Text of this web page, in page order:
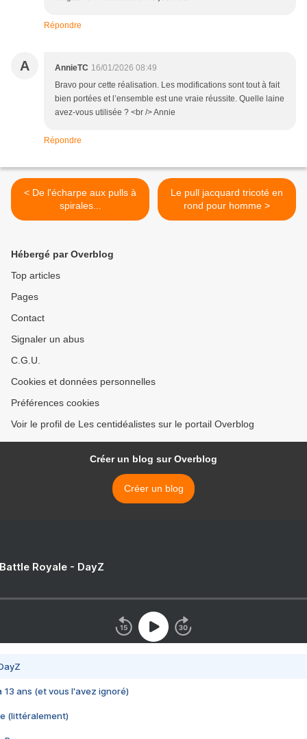
Répondre
A AnnieTC 16/01/2026 08:49
Bravo pour cette réalisation. Les modifications sont tout à fait
bien portées et l’ensemble est une vraie réussite. Quelle laine
avez-vous utilisée ? <br /> Annie
Répondre
< De l'écharpe aux pulls à
spirales...
Le pull jacquard tricoté en
rond pour homme >
Hébergé par Overblog
Top articles
Pages
Contact
Signaler un abus
C.G.U.
Cookies et données personnelles
Préférences cookies
Voir le profil de Les centidéalistes sur le portail Overblog
Créer un blog sur Overblog
Créer un blog
Royale - DayZ
13 ans (et vous l'avez ignoré)
(littéralement)